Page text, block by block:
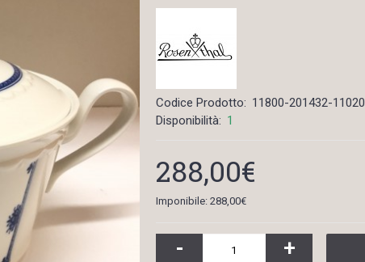
Codice Prodotto: 11800-201432-11020
Disponibilità: 1
288,00€
Imponibile: 288,00€
- +